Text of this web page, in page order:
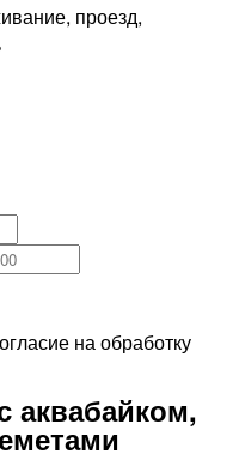
проезд,
на обработку
аквабайком,